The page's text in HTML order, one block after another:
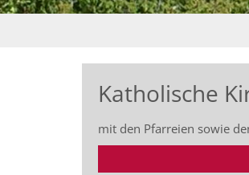
Katholische
mit den Pfarreien sowie